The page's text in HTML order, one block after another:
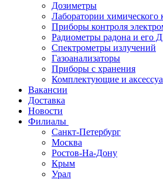
Дозиметры
Лаборатории химического
Приборы контроля
Радиометры радона и его
Спектрометры излучений
Газоанализаторы
Приборы с хранения
Комплектующие и
Вакансии
Доставка
Новости
Филиалы
Санкт-Петербург
Москва
Ростов-На-Дону
Крым
Урал